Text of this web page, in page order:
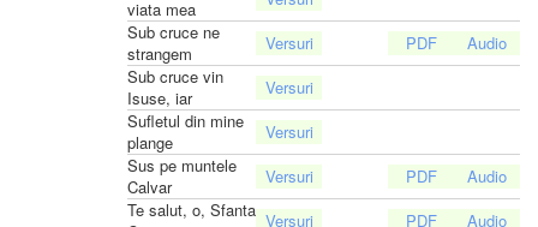
viata mea
Sub cruce ne
strangem
Sub cruce vin
Isuse, iar
Sufletul din mine
plange
Sus pe muntele
Calvar
Te salut, o, Sfanta